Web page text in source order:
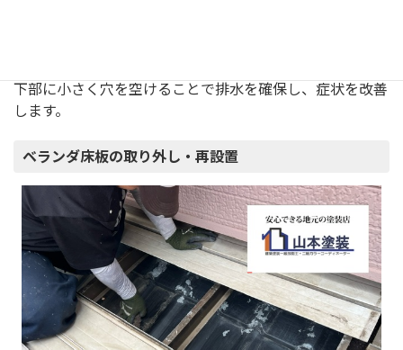
下部に小さく穴を空けることで排水を確保し、症状を改善
します。
ベランダ床板の取り外し・再設置